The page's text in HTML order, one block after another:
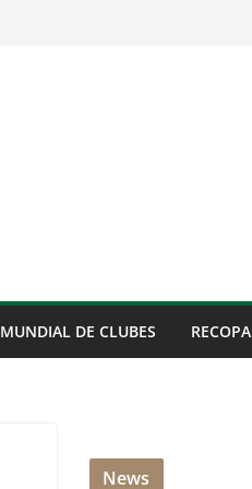
MUNDIAL DE CLUBES RECOPA
News